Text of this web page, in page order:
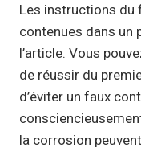
Les instructions du
contenues dans un
l’article. Vous
de réussir du
d’éviter un faux
la corrosion